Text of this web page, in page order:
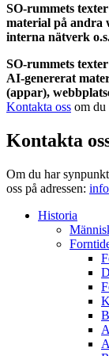
SO-rummets
material på andra
interna nätverk
SO-rummets
AI-genererat
(appar),
Kontakta oss om du
Kontakta
Om du har
oss på adressen:
Historia